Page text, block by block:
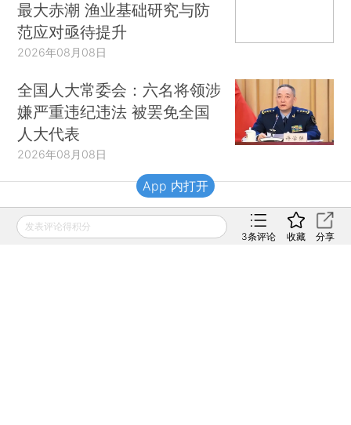
最大赤潮 渔业基础研究与防
范应对亟待提升
2026年08月08日
全国人大常委会：六名将领涉
嫌严重违纪违法 被罢免全国
人大代表
2026年08月08日
财新移动
发表评论得积分
3条评论 收藏 分享
App 内打开